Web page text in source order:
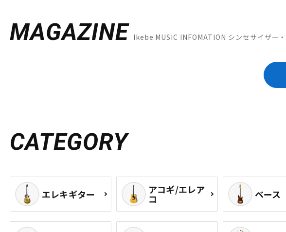
MAGAZINE Ikebe MUSIC INFOMATION シンセサイザー
CATEGORY
エレキギター アコギ/エレア
コ ベース